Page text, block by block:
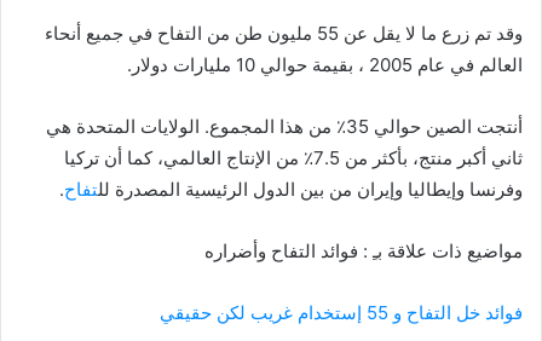
وقد تم زرع ما لا يقل عن 55 مليون طن من التفاح في جميع أنحاء
العالم في عام 2005 ، بقيمة حوالي 10 مليارات دولار.
أنتجت الصين حوالي 35٪ من هذا المجموع. الولايات المتحدة هي
ثاني أكبر منتج، بأكثر من 7.5٪ من الإنتاج العالمي، كما أن تركيا
وفرنسا وإيطاليا وإيران من بين الدول الرئيسية المصدرة للتفاح.
مواضيع ذات علاقة بـِ : فوائد التفاح وأضراره
فوائد خل التفاح و 55 إستخدام غريب لكن حقيقي